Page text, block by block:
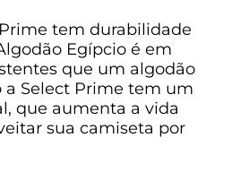
tem durabilidade
Egípcio é em
que um algodão
a Select Prime tem um
que aumenta a vida
sua camiseta por